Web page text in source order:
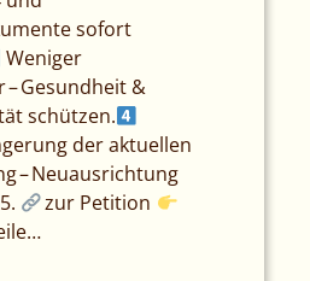
sofort
Weniger
– Gesundheit &
schützen.
der aktuellen
– Neuausrichtung
zur Petition